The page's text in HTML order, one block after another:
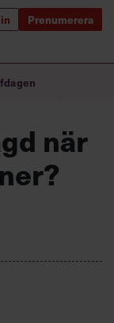
Prenumerera
när